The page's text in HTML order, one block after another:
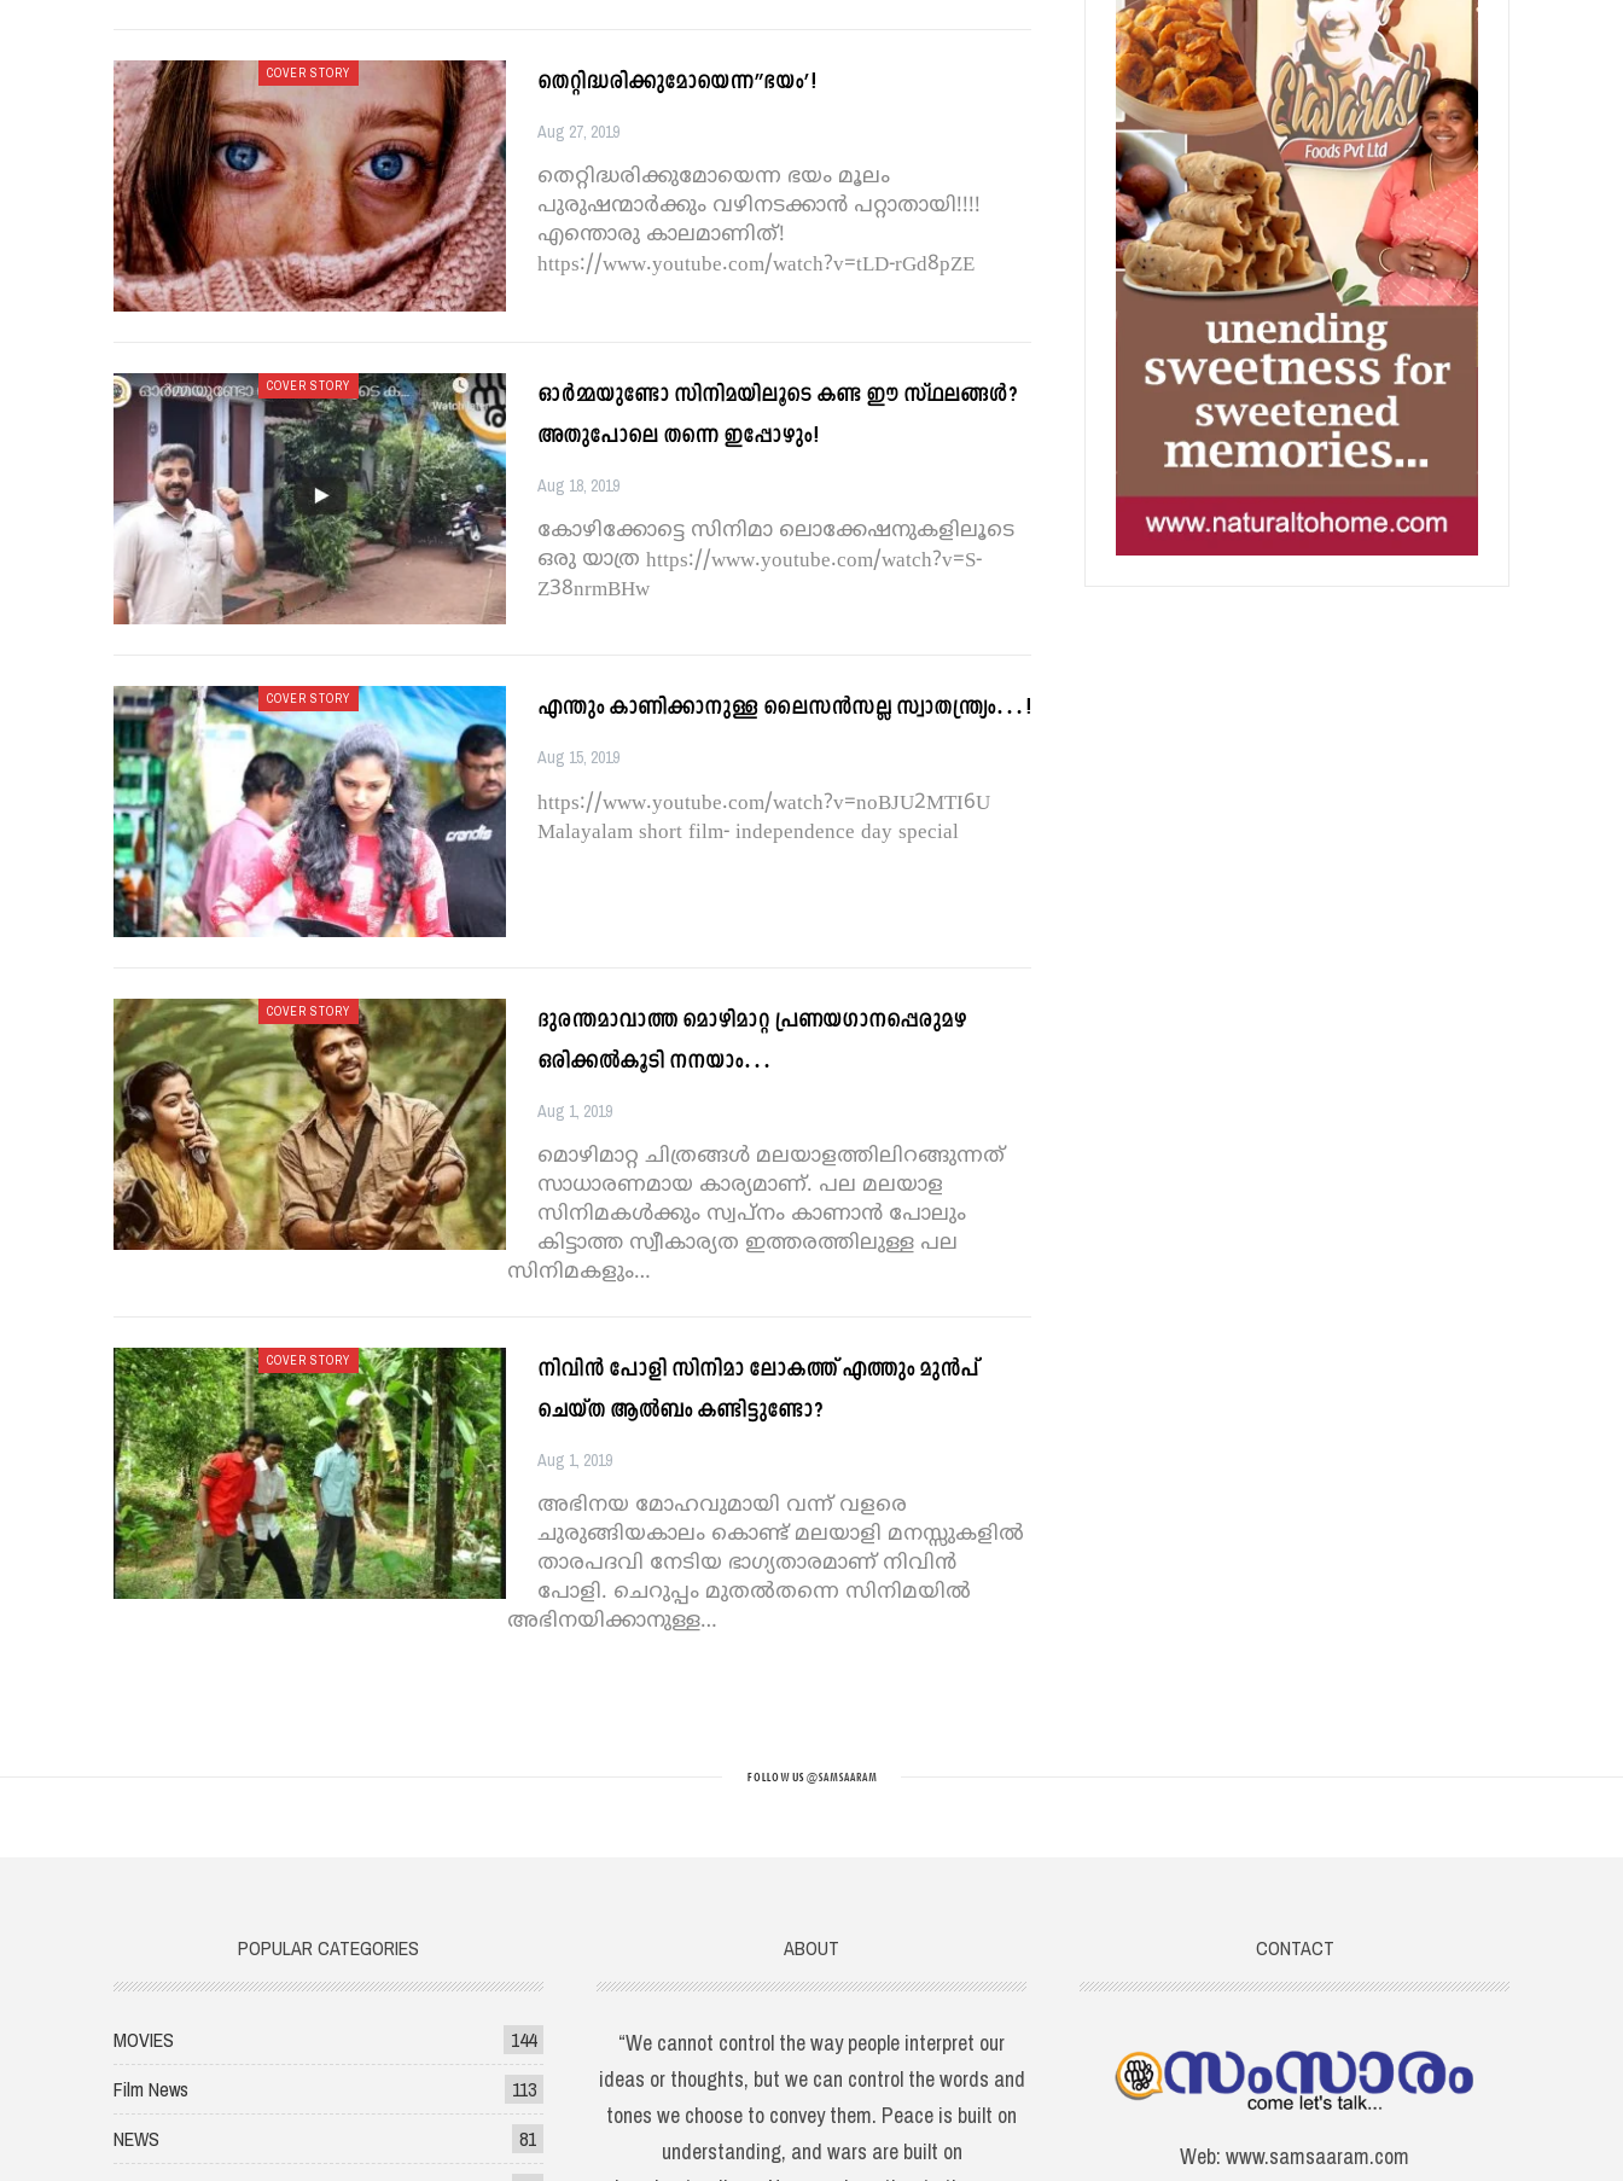
COVER STORY തെറ്റിദ്ധരിക്കുമോയെന്ന”ഭയം’!
Aug 27, 2019
തെറ്റിദ്ധരിക്കുമോയെന്ന ഭയം മൂലം
പുരുഷന്മാര്‍ക്കും വഴിനടക്കാന്‍ പറ്റാതായി!!!!
എന്തൊരു കാലമാണിത്!
https://www.youtube.com/watch?v=tLD-rGd8pZE
COVER STORY
ഓര്‍മ്മയുണ്ടോ സിനിമയിലൂടെ കണ്ട ഈ സ്ഥലങ്ങള്‍?
അതുപോലെ തന്നെ ഇപ്പോഴും!
Aug 18, 2019
കോഴിക്കോട്ടെ സിനിമാ ലൊക്കേഷനുകളിലൂടെ
ഒരു യാത്ര https://www.youtube.com/watch?v=S-
Z38nrmBHw
COVER STORY എന്തും കാണിക്കാനുള്ള ലൈസന്‍സല്ല സ്വാതന്ത്ര്യം…!
Aug 15, 2019
https://www.youtube.com/watch?v=noBJU2MTI6U
Malayalam short film- independence day special
COVER STORY
ദുരന്തമാവാത്ത മൊഴിമാറ്റ പ്രണയഗാനപ്പെരുമഴ
ഒരിക്കല്‍കൂടി നനയാം…
Aug 1, 2019
മൊഴിമാറ്റ ചിത്രങ്ങള്‍ മലയാളത്തിലിറങ്ങുന്നത്
സാധാരണമായ കാര്യമാണ്. പല മലയാള
സിനിമകള്‍ക്കും സ്വപ്‌നം കാണാന്‍ പോലും
കിട്ടാത്ത സ്വീകാര്യത ഇത്തരത്തിലുള്ള പല
സിനിമകളും…
COVER STORY
നിവിന്‍ പോളി സിനിമാ ലോകത്ത് എത്തും മുന്‍പ്
ചെയ്ത ആല്‍ബം കണ്ടിട്ടുണ്ടോ?
Aug 1, 2019
അഭിനയ മോഹവുമായി വന്ന് വളരെ
ചുരുങ്ങിയകാലം കൊണ്ട് മലയാളി മനസ്സുകളില്‍
താരപദവി നേടിയ ഭാഗ്യതാരമാണ് നിവിന്‍
പോളി. ചെറുപ്പം മുതല്‍തന്നെ സിനിമയില്‍
അഭിനയിക്കാനുള്ള…
FOLLOW US@SAMSAARAM
POPULAR CATEGORIES
MOVIES
144
Film News
113
NEWS
81
ABOUT
“We cannot control the way people interpret our
ideas or thoughts, but we can control the words and
tones we choose to convey them. Peace is built on
understanding, and wars are built on
CONTACT
Web: www.samsaaram.com